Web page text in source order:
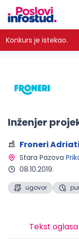
Konkurs je istekao.
Inženjer
Froneri
Stara Pazova
08.10.2019.
ugovor
Tekst oglasa